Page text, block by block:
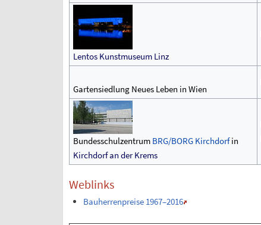
Lentos Kunstmuseum Linz
Gartensiedlung Neues Leben in Wien
Bundesschulzentrum BRG/BORG Kirchdorfin
Kirchdorf an der Krems
Weblinks
Bauherrenpreise 1967–2016